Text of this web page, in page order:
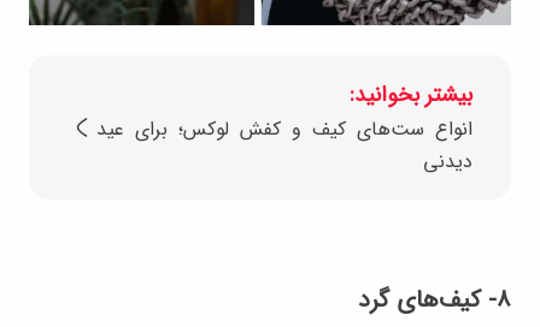
بیشتر بخوانید:
انواع ست‌های کیف و کفش لوکس؛ برای عید
دیدنی
۸- کیف‌های گرد